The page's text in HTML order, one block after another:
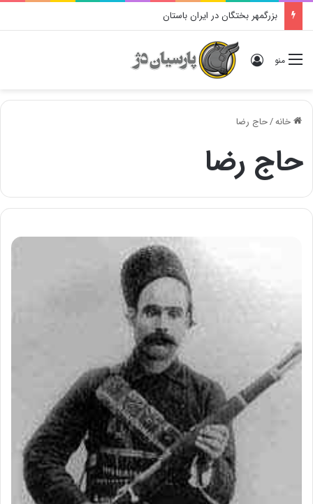
بزرگمهر بختگان در ایران باستان
منو ورود
خانه/حاج رضا
حاج رضا